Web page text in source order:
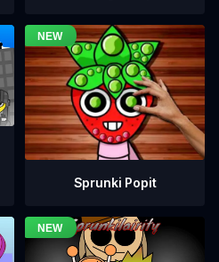
Sprunki Popit